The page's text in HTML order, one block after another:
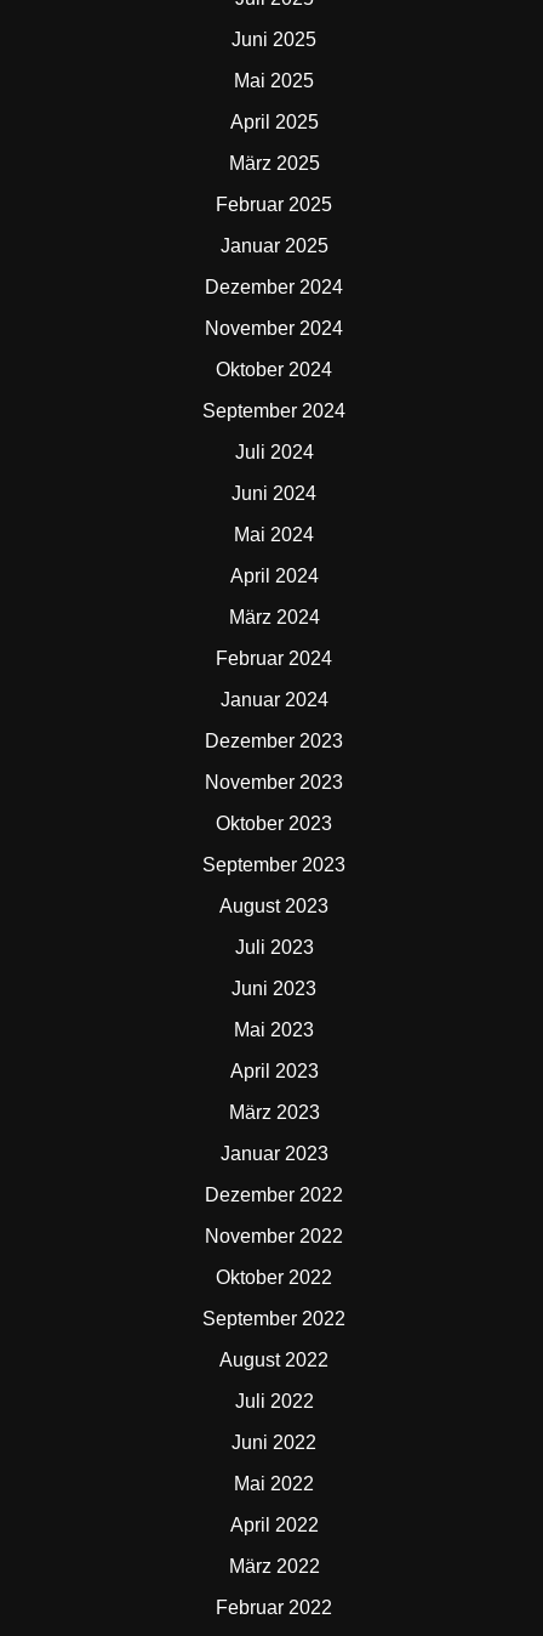
Juni 2025
Mai 2025
April 2025
März 2025
Februar 2025
Januar 2025
Dezember 2024
November 2024
Oktober 2024
September 2024
Juli 2024
Juni 2024
Mai 2024
April 2024
März 2024
Februar 2024
Januar 2024
Dezember 2023
November 2023
Oktober 2023
September 2023
August 2023
Juli 2023
Juni 2023
Mai 2023
April 2023
März 2023
Januar 2023
Dezember 2022
November 2022
Oktober 2022
September 2022
August 2022
Juli 2022
Juni 2022
Mai 2022
April 2022
März 2022
Februar 2022